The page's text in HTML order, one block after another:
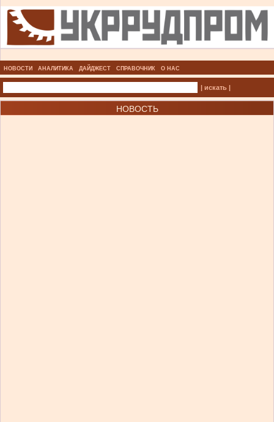
НОВОСТИ АНАЛИТИКА ДАЙДЖЕСТ СПРАВОЧНИК О НАС
| искать |
НОВОСТЬ